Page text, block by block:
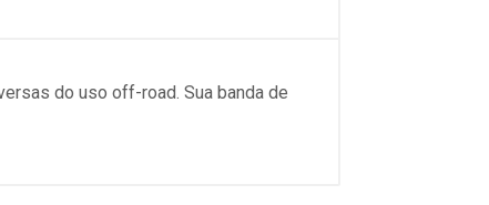
do uso off-road. Sua banda de